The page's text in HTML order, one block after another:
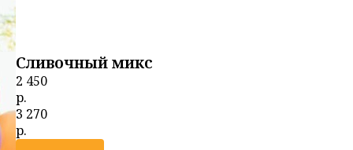
Сливочный микс
2 450
р.
3 270
р.